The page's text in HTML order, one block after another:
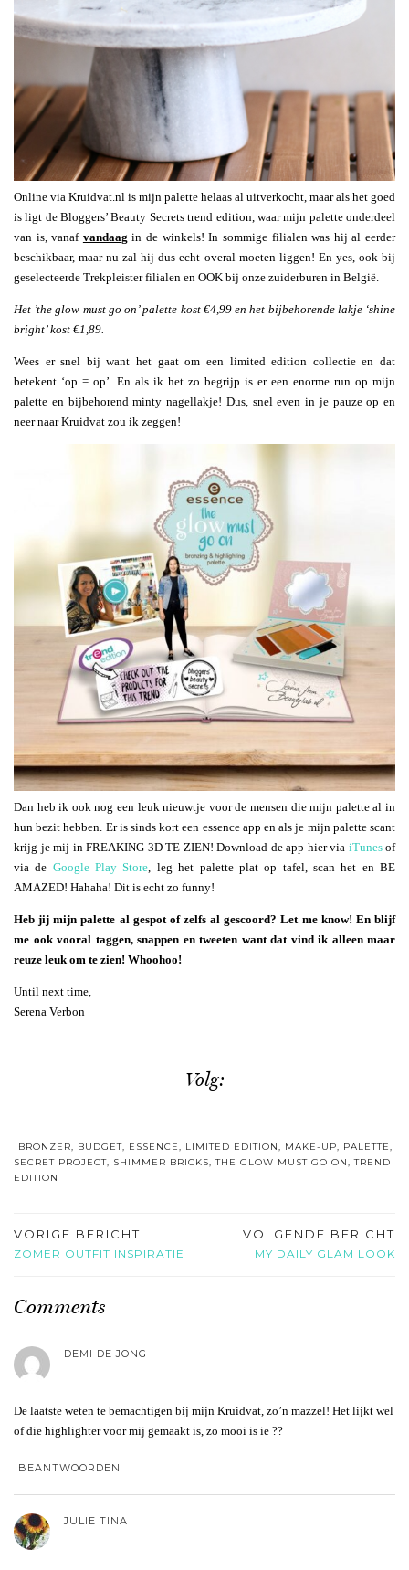
Online via Kruidvat.nl is mijn palette helaas al uitverkocht, maar als het goed
is ligt de Bloggers’ Beauty Secrets trend edition, waar mijn palette onderdeel
van is, vanaf vandaag in de winkels! In sommige filialen was hij al eerder
beschikbaar, maar nu zal hij dus echt overal moeten liggen! En yes, ook bij
geselecteerde Trekpleister filialen en OOK bij onze zuiderburen in België.
Het ’the glow must go on’ palette kost €4,99 en het bijbehorende lakje ‘shine
bright’ kost €1,89.
Wees er snel bij want het gaat om een limited edition collectie en dat
betekent ‘op = op’. En als ik het zo begrijp is er een enorme run op mijn
palette en bijbehorend minty nagellakje! Dus, snel even in je pauze op en
neer naar Kruidvat zou ik zeggen!
Dan heb ik ook nog een leuk nieuwtje voor de mensen die mijn palette al in
hun bezit hebben. Er is sinds kort een essence app en als je mijn palette scant
krijg je mij in FREAKING 3D TE ZIEN! Download de app hier via iTunesof
via de Google Play Store , leg het palette plat op tafel, scan het en BE
AMAZED! Hahaha! Dit is echt zo funny!
Heb jij mijn palette al gespot of zelfs al gescoord? Let me know! En blijf
me ook vooral taggen, snappen en tweeten want dat vind ik alleen maar
reuze leuk om te zien! Whoohoo!
Until next time,
Serena Verbon
Volg:
BRONZER, BUDGET, ESSENCE, LIMITED EDITION, MAKE-UP, PALETTE,
SECRET PROJECT, SHIMMER BRICKS,THE GLOW MUST GO ON,TREND
EDITION
VORIGE BERICHT
ZOMER OUTFIT INSPIRATIE
VOLGENDE BERICHT
MY DAILY GLAM LOOK
Comments
DEMI DE JONG
De laatste weten te bemachtigen bij mijn Kruidvat, zo’n mazzel! Het lijkt wel
of die highlighter voor mij gemaakt is, zo mooi is ie ??
BEANTWOORDEN
JULIE TINA